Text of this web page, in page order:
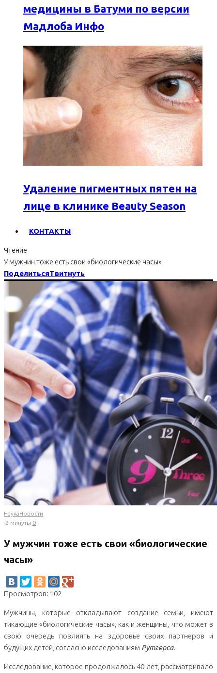
медицины в Батуми по версии
Мадлоба Инфо
Удаление пигментных пятен на
лице в клинике Beauty Season
КОНТАКТЫ
Чтение
У мужчин тоже есть свои «биологические часы»
ПоделитьсяТвитнуть
НаукаНовости
·2 минуты·0
У мужчин тоже есть свои «биологические
часы»
Просмотров: 102
Мужчины, которые откладывают создание семьи, имеют
тикающие «биологические часы», как и женщины, что может в
свою очередь повлиять на здоровье своих партнеров и
будущих детей, согласно исследованиям Рутгерса.
Исследование, которое продолжалось 40 лет, рассматривало